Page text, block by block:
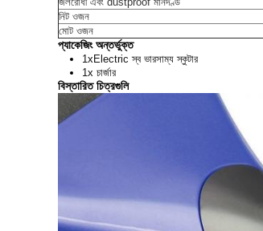
নিট ওজন
মোট ওজন
প্যাকেজিং অন্তর্ভুক্ত
1xElectric স্ব ভারসাম্য স্কুটার
1x চার্জার
বিস্তারিত চিত্রগুলি